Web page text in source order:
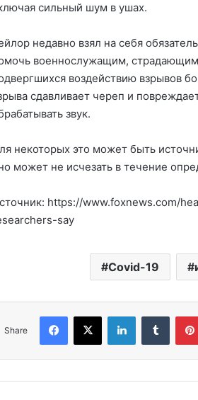
сильный шум в ушах.
недавно взял на себя
военнослужащим,
воздействию взрывов
сдавливает череп и
звук.
некоторых это может быть
может не исчезать в течение
https://www.foxnews.com/
say
Covid-19
Share